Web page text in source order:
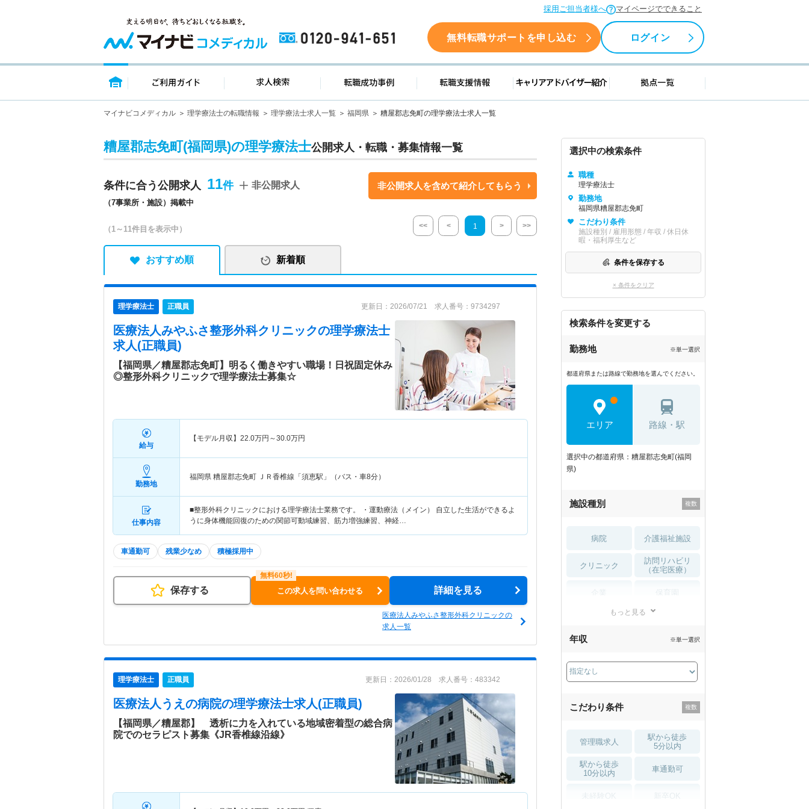
採用ご担当者様へ マイページでできること
0120-941-651 無料転職サポートを申し込む ログイン
トップページ ご利用ガイド 求人検索 転職成功事例 転職支援情報 キャリアアドバイザー紹介 拠点一覧
マイナビコメディカル 理学療法士の転職情報 理学療法士求人一覧 福岡県 糟屋郡志免町の理学療法士求人一覧
糟屋郡志免町(福岡県)の理学療法士公開求人・転職・募集情報一覧
条件に合う公開求人 11
（7事業所・施設）掲載中
非公開求人 非公開求人を含めて紹介してもらう
（1～11件目を表示中） << < 1 > >>
おすすめ順 新着順
理学療法士 正職員 更新日：2026/07/21 求人番号：9734297
医療法人みやふさ整形外科クリニックの理学療法士
求人(正職員)
【福岡県／糟屋郡志免町】明るく働きやすい職場！日祝固定休み
◎整形外科クリニックで理学療法士募集☆
給与
【モデル月収】 22.0万円～30.0万円
勤務地
福岡県 糟屋郡志免町 ＪＲ香椎線「須恵駅」（バス・車8分）
仕事内容
■整形外科クリニックにおける理学療法士業務です。 ・運動療法（メイン） 自立した生活ができるよ
うに身体機能回復のための関節可動域練習、筋力増強練習、神経…
車通勤可 残業少なめ 積極採用中
保存する この求人を問い合わせる 詳細を見る
医療法人みやふさ整形外科クリニックの
求人一覧
理学療法士 正職員 更新日：2026/01/28 求人番号：483342
医療法人うえの病院の理学療法士求人(正職員)
【福岡県／糟屋郡】 透析に力を入れている地域密着型の総合病
院でのセラピスト募集《JR香椎線沿線》
選択中の検索条件
職種
理学療法士
勤務地
福岡県糟屋郡志免町
こだわり条件
施設種別 / 雇用形態 / 年収 / 休日休
暇・福利厚生など
条件を保存する
× 条件をクリア
検索条件を変更する
勤務地 ※単一選択
都道府県または路線で勤務地を選んでください。
エリア 路線・駅
選択中の都道府県：糟屋郡志免町(福岡
県)
施設種別
病院 介護福祉施設
クリニック
訪問リハビリ
（在宅医療）
薬局・
もっと見る
年収 ※単一選択
こだわり条件
管理職求人
駅から徒歩
5分以内
駅から徒歩
10分以内
車通勤可